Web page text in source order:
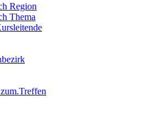
Region
Thema